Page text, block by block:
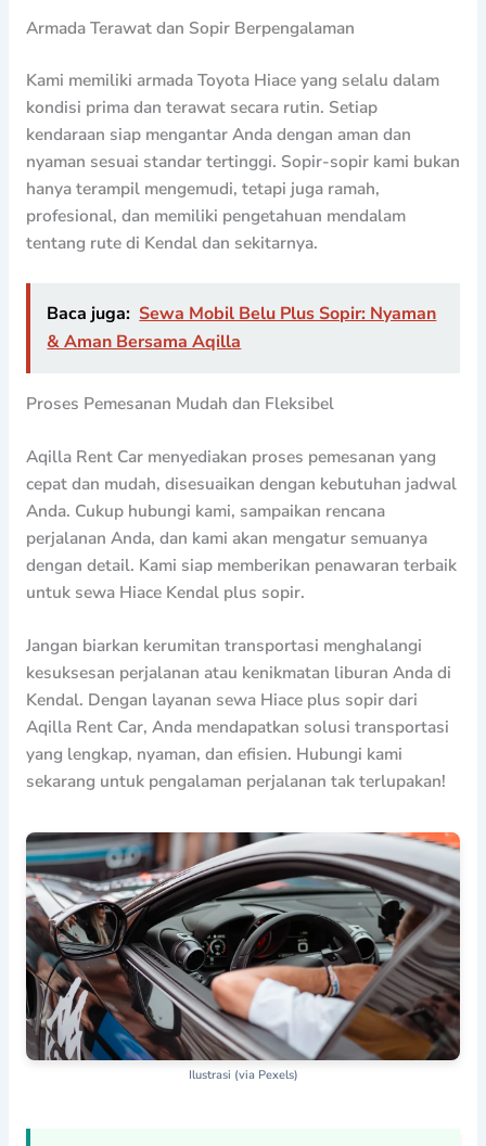
Armada Terawat dan Sopir Berpengalaman
Kami memiliki armada Toyota Hiace yang selalu dalam
kondisi prima dan terawat secara rutin. Setiap
kendaraan siap mengantar Anda dengan aman dan
nyaman sesuai standar tertinggi. Sopir-sopir kami bukan
hanya terampil mengemudi, tetapi juga ramah,
profesional, dan memiliki pengetahuan mendalam
tentang rute di Kendal dan sekitarnya.
Baca juga: Sewa Mobil Belu Plus Sopir: Nyaman
& Aman Bersama Aqilla
Proses Pemesanan Mudah dan Fleksibel
Aqilla Rent Car menyediakan proses pemesanan yang
cepat dan mudah, disesuaikan dengan kebutuhan jadwal
Anda. Cukup hubungi kami, sampaikan rencana
perjalanan Anda, dan kami akan mengatur semuanya
dengan detail. Kami siap memberikan penawaran terbaik
untuk sewa Hiace Kendal plus sopir.
Jangan biarkan kerumitan transportasi menghalangi
kesuksesan perjalanan atau kenikmatan liburan Anda di
Kendal. Dengan layanan sewa Hiace plus sopir dari
Aqilla Rent Car, Anda mendapatkan solusi transportasi
yang lengkap, nyaman, dan efisien. Hubungi kami
sekarang untuk pengalaman perjalanan tak terlupakan!
Ilustrasi (via Pexels)